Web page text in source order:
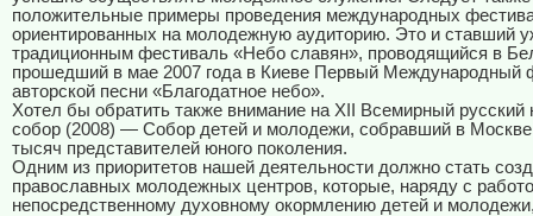
положительные примеры проведения международных
ориентированных на молодежную аудиторию. Это и ставший
традиционным фестиваль «Небо славян», проводящийся в
прошедший в мае 2007 года в Киеве Первый Международный
авторской песни «Благодатное небо».
Хотел бы обратить также внимание на XII Всемирный русский
собор (2008) — Собор детей и молодежи, собравший в
тысяч представителей юного поколения.
Одним из приоритетов нашей деятельности должно стать
православных молодежных центров, которые, наряду с
непосредственному духовному окормлению детей и